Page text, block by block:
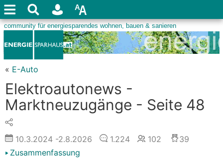
« E-Auto
Elektroautonews -
Marktneuzugänge - Seite 48
10.3.2024 -2.8.2026 1.224 102
39
Zusammenfassung